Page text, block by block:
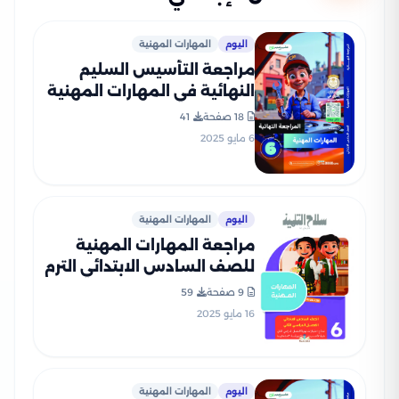
اليوم المهارات المهنية
مراجعة التأسيس السليم
النهائية في المهارات المهنية
للصف السادس الابتدائي الترم
الثاني 2025 PDF بالاجابات
18 صفحة
41
6 مايو 2025
اليوم المهارات المهنية
مراجعة المهارات المهنية
للصف السادس الابتدائي الترم
التلميذ
9 صفحة
59
16 مايو 2025
اليوم المهارات المهنية